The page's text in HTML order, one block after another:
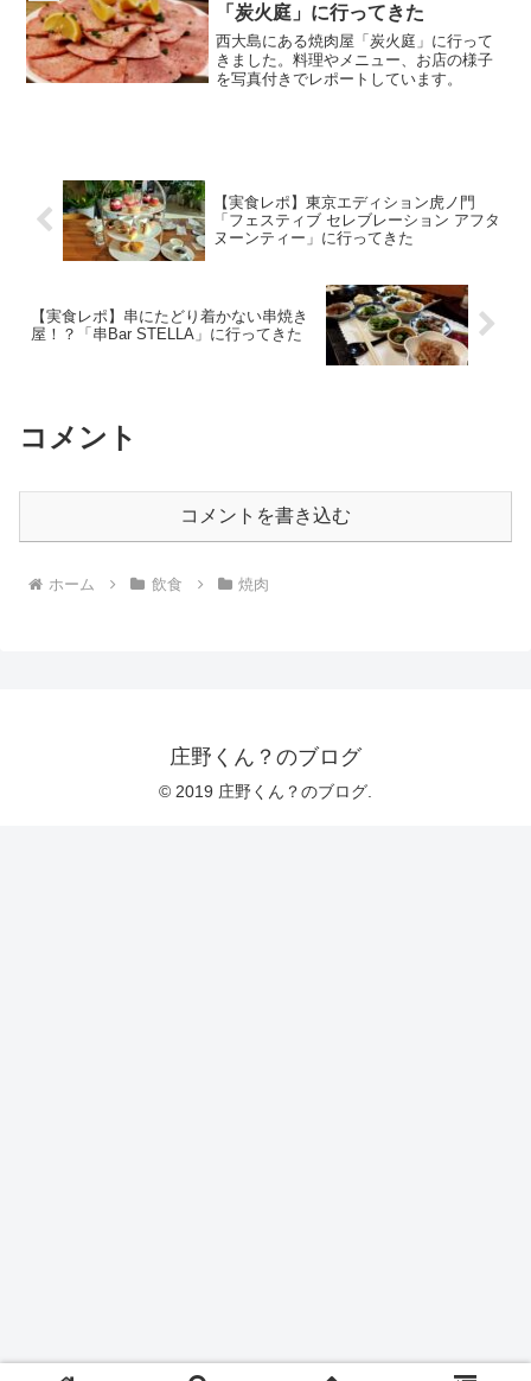
「炭火庭」に行ってきた
西大島にある焼肉屋「炭火庭」に行って
きました。料理やメニュー、お店の様子
を写真付きでレポートしています。
【実食レポ】東京エディション虎ノ門
「フェスティブ セレブレーション アフタ
ヌーンティー」に行ってきた
【実食レポ】串にたどり着かない串焼き
屋！？「串Bar STELLA」に行ってきた
コメント
コメントを書き込む
ホーム 飲食 焼肉
庄野くん？のブログ
© 2019 庄野くん？のブログ.